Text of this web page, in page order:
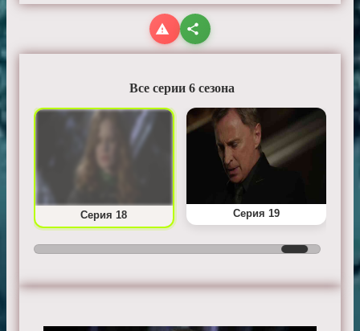
Все серии 6 сезона
Серия 18 Серия 19